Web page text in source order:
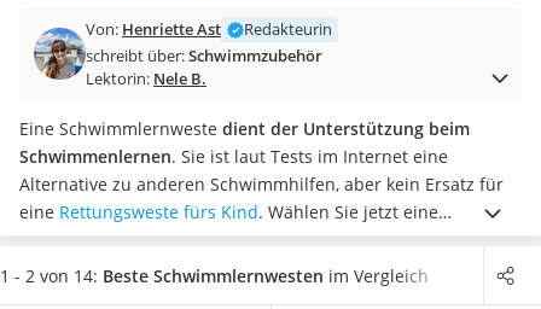
Aluminium-Koffer
Futterboot
E-Bike-Dreirad
Trekkingschuhe Herren
Reisetasche mit Rollen
Klimmzugstation
Koffer
Nachtsichtgerät
Von: Henriette Ast
Redakteurin
schreibt über:Schwimmzubehör
Lektorin: Nele B.
Eine Schwimmlernweste dient der Unterstützung beim
Schwimmenlernen. Sie ist laut Tests im Internet eine
Alternative zu anderen Schwimmhilfen, aber kein Ersatz für
eine Rettungsweste fürs Kind. Wählen Sie jetzt eine
Schwimmlernweste aus unserer Vergleichstabelle,die mit
einem Schrittgurt ausgestattet ist. Dieses Detail bietet
1 - 2 von 14: Beste Schwimmlernwesten im Vergleich